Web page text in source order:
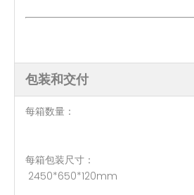
包装和交付
每箱数量：
每箱包装尺寸
2450*650*120mm